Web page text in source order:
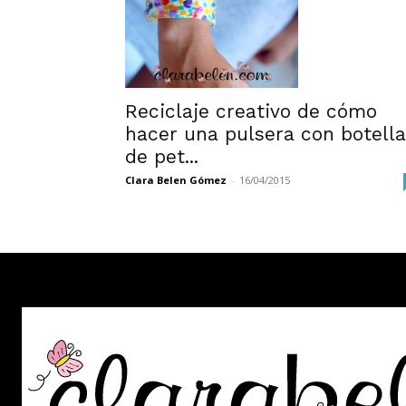
Reciclaje creativo de cómo
hacer una pulsera con
de pet...
Clara Belen Gómez - 16/04/2015